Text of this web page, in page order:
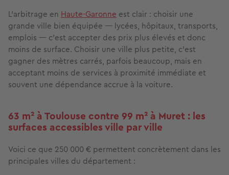
L'arbitrage en Haute-Garonne est clair : choisir une
grande ville bien équipée — lycées, hôpitaux, transports,
emplois — c'est accepter des prix plus élevés et donc
moins de surface. Choisir une ville plus petite, c'est
gagner des mètres carrés, parfois beaucoup, mais en
acceptant moins de services à proximité immédiate et
souvent une dépendance accrue à la voiture.
63 m² à Toulouse contre 99 m² à Muret : les
surfaces accessibles ville par ville
Voici ce que 250 000 € permettent concrètement dans les
principales villes du département :